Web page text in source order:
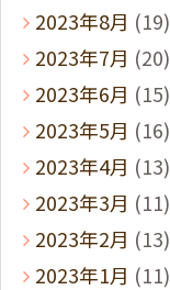
2023年8月 (19)
2023年7月 (20)
2023年6月 (15)
2023年5月 (16)
2023年4月 (13)
2023年3月 (11)
2023年2月 (13)
2023年1月 (11)